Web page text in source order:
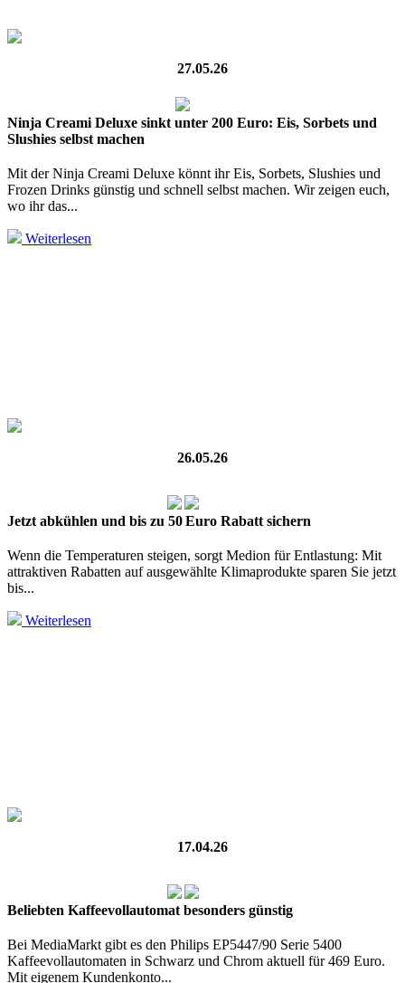
27.05.26
Ninja Creami Deluxe sinkt unter 200 Euro: Eis, Sorbets und
Slushies selbst machen
Mit der Ninja Creami Deluxe könnt ihr Eis, Sorbets, Slushies und
Frozen Drinks günstig und schnell selbst machen. Wir zeigen euch,
wo ihr das...
Weiterlesen
26.05.26
Jetzt abkühlen und bis zu 50 Euro Rabatt sichern
Wenn die Temperaturen steigen, sorgt Medion für Entlastung: Mit
attraktiven Rabatten auf ausgewählte Klimaprodukte sparen Sie jetzt
bis...
Weiterlesen
17.04.26
Beliebten Kaffeevollautomat besonders günstig
Bei MediaMarkt gibt es den Philips EP5447/90 Serie 5400
Kaffeevollautomaten in Schwarz und Chrom aktuell für 469 Euro.
Mit eigenem Kundenkonto...